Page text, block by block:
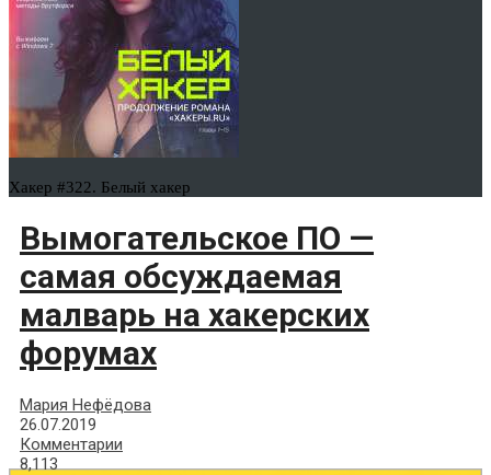
Хакер #322. Белый хакер
Вымогательское ПО —
самая обсуждаемая
малварь на хакерских
форумах
Мария Нефёдова
26.07.2019
Комментарии
8,113